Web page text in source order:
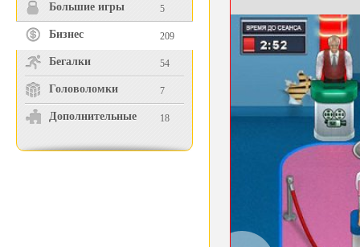
Большие игры 5
Бизнес 209
Бегалки 54
Головоломки 7
Дополнительные 18